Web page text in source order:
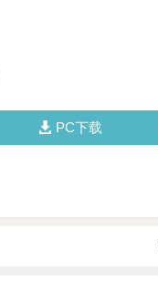
PC下载